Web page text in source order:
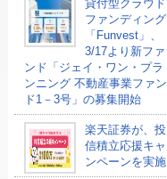
貸付型クラウド
ファンディング
「Funvest」、
3/17より新ファ
ンド「ジェイ・ワン・プラ
ンニング 不動産事業ファン
ド1－3号」の募集開始
楽天証券が、投
信積立応援キャ
ンペーンを実施